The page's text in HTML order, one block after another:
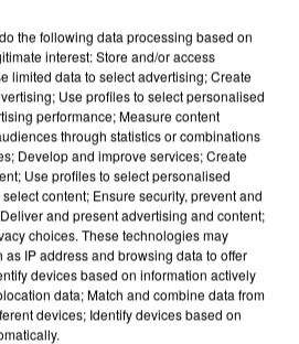
la DZ Mafia interpellé en
avait été interpellé
tôt.
do the following data processing based on
interest: Store and/or access
limited data to select advertising; Create
Use profiles to select personalised
performance; Measure content
through statistics or combinations
Develop and improve services; Create
Use profiles to select personalised
content; Ensure security, prevent and
and present advertising and content;
choices. These technologies may
IP address and browsing data to offer
devices based on information actively
data; Match and combine data from
devices; Identify devices based on